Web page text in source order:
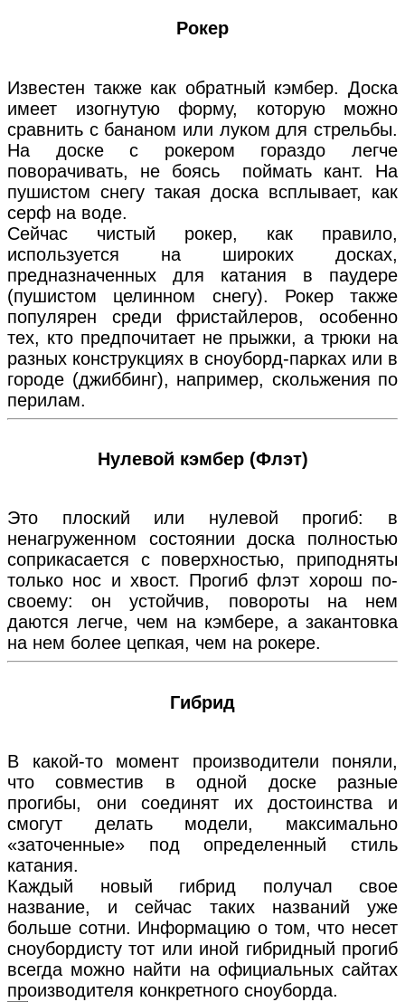
Рокер
Известен также как обратный кэмбер. Доска
имеет изогнутую форму, которую можно
сравнить с бананом или луком для стрельбы.
На доске с рокером гораздо легче
поворачивать, не боясь поймать кант. На
пушистом снегу такая доска всплывает, как
серф на воде.
Сейчас чистый рокер, как правило,
используется на широких досках,
предназначенных для катания в паудере
(пушистом целинном снегу). Рокер также
популярен среди фристайлеров, особенно
тех, кто предпочитает не прыжки, а трюки на
разных конструкциях в сноуборд-парках или в
городе (джиббинг), например, скольжения по
перилам.
Нулевой кэмбер (Флэт)
Это плоский или нулевой прогиб: в
ненагруженном состоянии доска полностью
соприкасается с поверхностью, приподняты
только нос и хвост. Прогиб флэт хорош по-
своему: он устойчив, повороты на нем
даются легче, чем на кэмбере, а закантовка
на нем более цепкая, чем на рокере.
Гибрид
В какой-то момент производители поняли,
что совместив в одной доске разные
прогибы, они соединят их достоинства и
смогут делать модели, максимально
«заточенные» под определенный стиль
катания.
Каждый новый гибрид получал свое
название, и сейчас таких названий уже
больше сотни. Информацию о том, что несет
сноубордисту тот или иной гибридный прогиб
всегда можно найти на официальных сайтах
производителя конкретного сноуборда.